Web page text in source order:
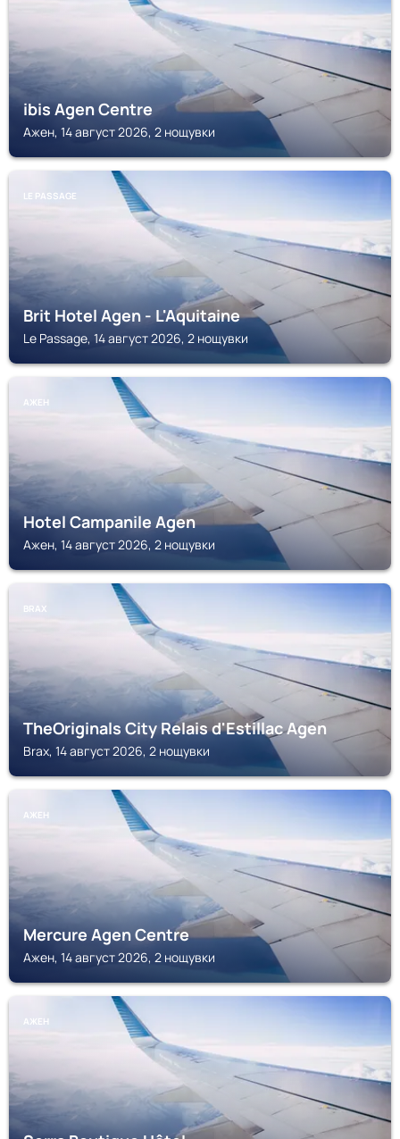
ibis Agen Centre
Ажен, 14 август 2026, 2 нощувки
LE PASSAGE
Brit Hotel Agen - L'Aquitaine
Le Passage, 14 август 2026, 2 нощувки
АЖЕН
Hotel Campanile Agen
Ажен, 14 август 2026, 2 нощувки
BRAX
TheOriginals City Relais d'Estillac Agen
Brax, 14 август 2026, 2 нощувки
АЖЕН
Mercure Agen Centre
Ажен, 14 август 2026, 2 нощувки
АЖЕН